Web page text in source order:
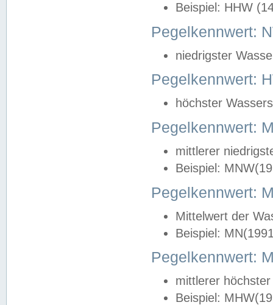
Beispiel: HHW
Pegelkennwert:
niedrigster
Pegelkennwert:
höchster
Pegelkennwert:
mittlerer
Beispiel:
Pegelkennwert:
Mittelwert der
Beispiel:
Pegelkennwert:
mittlerer
Beispiel: